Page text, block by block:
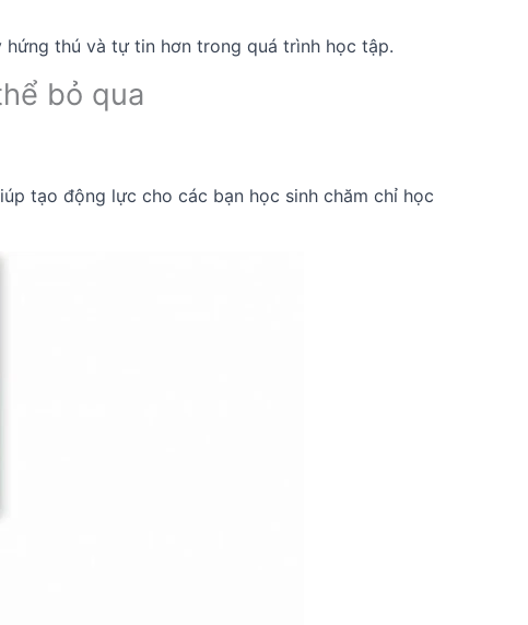
thú và tự tin hơn trong quá trình học tập.
bỏ qua
tạo động lực cho các bạn học sinh chăm chỉ học